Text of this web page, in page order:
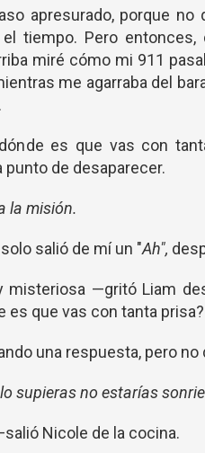
apresurado, porque no
tiempo. Pero
miré cómo mi 911
me agarraba del
es que vas con
de desaparecer.
la misión.
salió de mí un "Ah",
misteriosa —gritó Liam
es que vas con tanta
una respuesta, pero no
supieras no estarías
Nicole de la cocina.